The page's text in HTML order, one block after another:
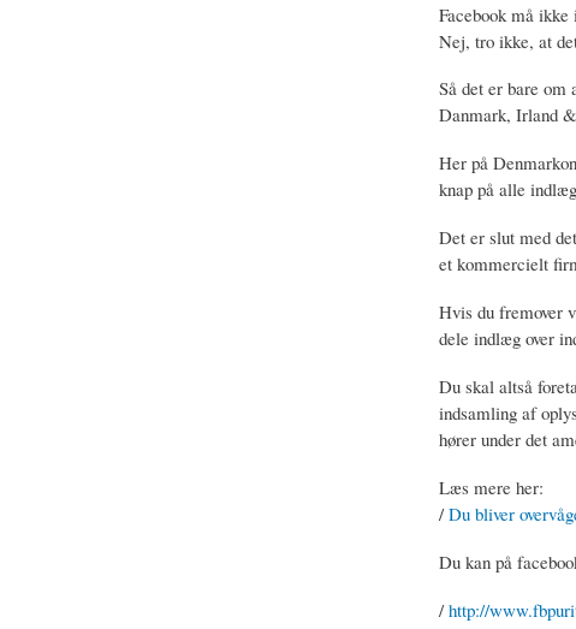
Facebook må
Nej, tro ikke, at
Så det er bare om
Danmark, Irland
Her på
knap på alle
Det er slut med
et kommercielt
Hvis du fremover
dele indlæg over
Du skal altså
indsamling af
hører under det
Læs mere her:
/Du bliver
Du kan på
/http://